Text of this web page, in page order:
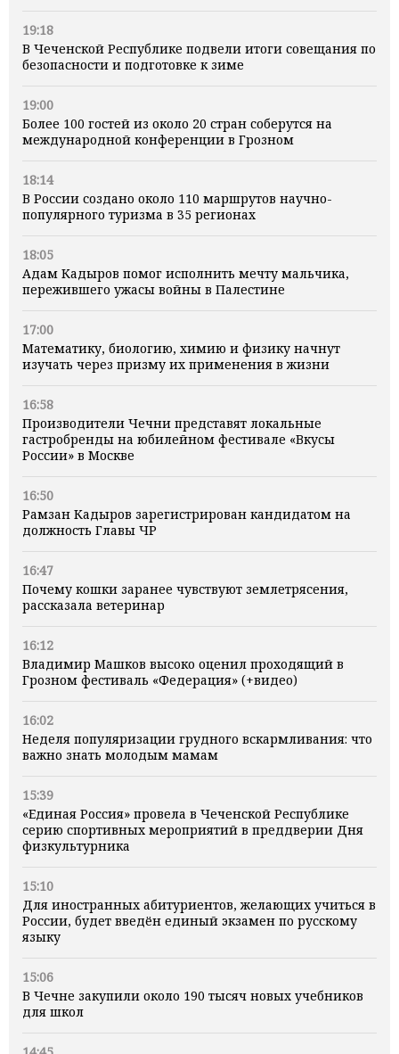
19:18
В Чеченской Республике подвели итоги совещания по
безопасности и подготовке к зиме
19:00
Более 100 гостей из около 20 стран соберутся на
международной конференции в Грозном
18:14
В России создано около 110 маршрутов научно-
популярного туризма в 35 регионах
18:05
Адам Кадыров помог исполнить мечту мальчика,
пережившего ужасы войны в Палестине
17:00
Математику, биологию, химию и физику начнут
изучать через призму их применения в жизни
16:58
Производители Чечни представят локальные
гастробренды на юбилейном фестивале «Вкусы
России» в Москве
16:50
Рамзан Кадыров зарегистрирован кандидатом на
должность Главы ЧР
16:47
Почему кошки заранее чувствуют землетрясения,
рассказала ветеринар
16:12
Владимир Машков высоко оценил проходящий в
Грозном фестиваль «Федерация» (+видео)
16:02
Неделя популяризации грудного вскармливания: что
важно знать молодым мамам
15:39
«Единая Россия» провела в Чеченской Республике
серию спортивных мероприятий в преддверии Дня
физкультурника
15:10
Для иностранных абитуриентов, желающих учиться в
России, будет введён единый экзамен по русскому
языку
15:06
В Чечне закупили около 190 тысяч новых учебников
для школ